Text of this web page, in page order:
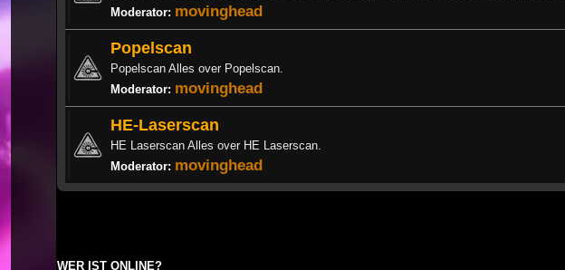
Moderator: movinghead
Popelscan
Popelscan Alles over Popelscan.
Moderator: movinghead
HE-Laserscan
HE Laserscan Alles over HE Laserscan.
Moderator: movinghead
WER IST ONLINE?